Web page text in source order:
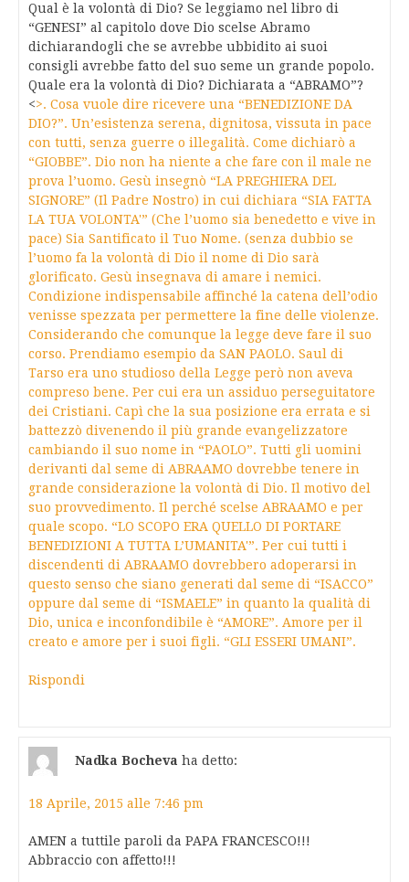
Qual è la volontà di Dio? Se leggiamo nel libro di
“GENESI” al capitolo dove Dio scelse Abramo
dichiarandogli che se avrebbe ubbidito ai suoi
consigli avrebbe fatto del suo seme un grande popolo.
Quale era la volontà di Dio? Dichiarata a “ABRAMO”?
<>. Cosa vuole dire ricevere una “BENEDIZIONE DA
DIO?”. Un’esistenza serena, dignitosa, vissuta in pace
con tutti, senza guerre o illegalità. Come dichiarò a
“GIOBBE”. Dio non ha niente a che fare con il male ne
prova l’uomo. Gesù insegnò “LA PREGHIERA DEL
SIGNORE” (Il Padre Nostro) in cui dichiara “SIA FATTA
LA TUA VOLONTA'” (Che l’uomo sia benedetto e vive in
pace) Sia Santificato il Tuo Nome. (senza dubbio se
l’uomo fa la volontà di Dio il nome di Dio sarà
glorificato. Gesù insegnava di amare i nemici.
Condizione indispensabile affinché la catena dell’odio
venisse spezzata per permettere la fine delle violenze.
Considerando che comunque la legge deve fare il suo
corso. Prendiamo esempio da SAN PAOLO. Saul di
Tarso era uno studioso della Legge però non aveva
compreso bene. Per cui era un assiduo perseguitatore
dei Cristiani. Capì che la sua posizione era errata e si
battezzò divenendo il più grande evangelizzatore
cambiando il suo nome in “PAOLO”. Tutti gli uomini
derivanti dal seme di ABRAAMO dovrebbe tenere in
grande considerazione la volontà di Dio. Il motivo del
suo provvedimento. Il perché scelse ABRAAMO e per
quale scopo. “LO SCOPO ERA QUELLO DI PORTARE
BENEDIZIONI A TUTTA L’UMANITA'”. Per cui tutti i
discendenti di ABRAAMO dovrebbero adoperarsi in
questo senso che siano generati dal seme di “ISACCO”
oppure dal seme di “ISMAELE” in quanto la qualità di
Dio, unica e inconfondibile è “AMORE”. Amore per il
creato e amore per i suoi figli. “GLI ESSERI UMANI”.
Rispondi
Nadka Bocheva ha detto:
18 Aprile, 2015 alle 7:46 pm
AMEN a tuttile paroli da PAPA FRANCESCO!!!
Abbraccio con affetto!!!